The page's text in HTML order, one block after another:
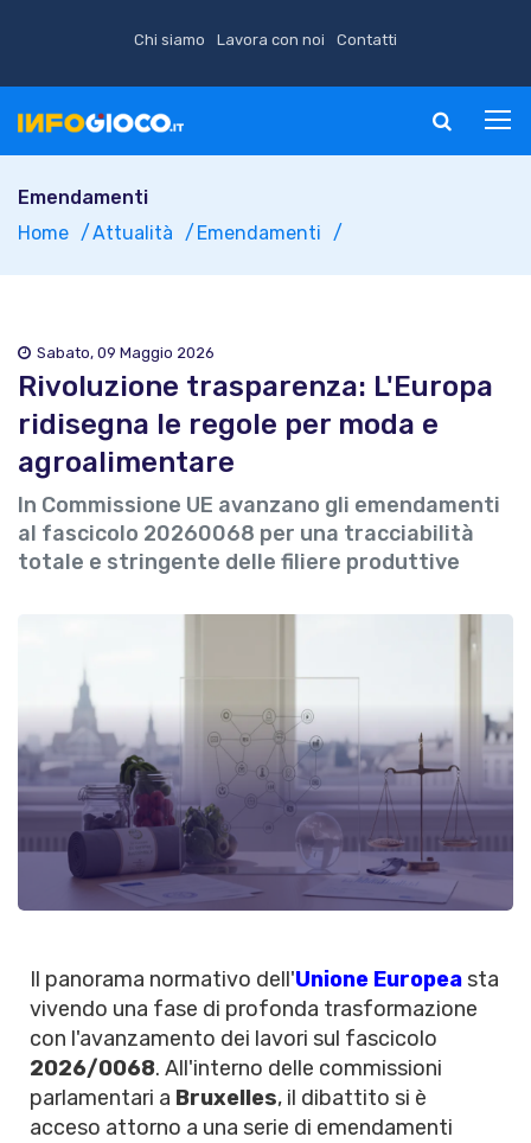
Chi siamo Lavora con noi Contatti
Emendamenti
Home
Attualità Emendamenti
Sabato, 09 Maggio 2026
Rivoluzione trasparenza: L'Europa
ridisegna le regole per moda e
agroalimentare
In Commissione UE avanzano gli emendamenti
al fascicolo 20260068 per una tracciabilità
totale e stringente delle filiere produttive
Il panorama normativo dell'Unione Europea sta
vivendo una fase di profonda trasformazione
con l'avanzamento dei lavori sul fascicolo
2026/0068. All'interno delle commissioni
parlamentari a Bruxelles, il dibattito si è
acceso attorno a una serie di emendamenti